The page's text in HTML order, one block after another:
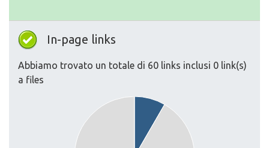
In-page links
Abbiamo trovato un totale di 60 links inclusi 0 link(s)
a files